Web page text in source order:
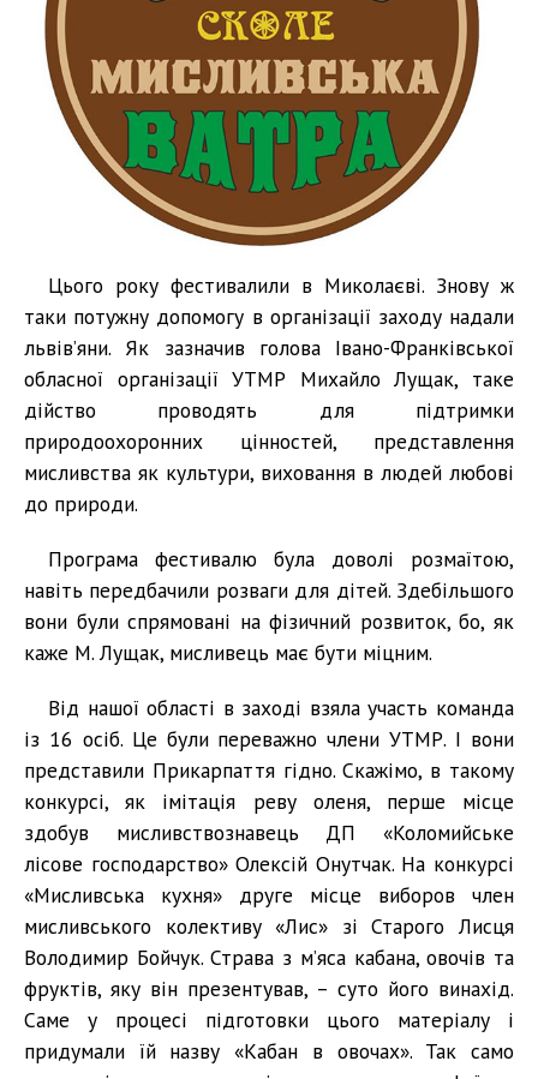
Цього року фестивалили в Миколаєві. Знову ж
таки потужну допомогу в організації заходу надали
львів’яни. Як зазначив голова Івано-Франківської
обласної організації УТМР Михайло Лущак, таке
дійство проводять для підтримки
природоохоронних цінностей, представлення
мисливства як культури, виховання в людей любові
до природи.
Програма фестивалю була доволі розмаїтою,
навіть передбачили розваги для дітей. Здебільшого
вони були спрямовані на фізичний розвиток, бо, як
каже М. Лущак, мисливець має бути міцним.
Від нашої області в заході взяла участь команда
із 16 осіб. Це були переважно члени УТМР. І вони
представили Прикарпаття гідно. Скажімо, в такому
конкурсі, як імітація реву оленя, перше місце
здобув мисливствознавець ДП «Коломийське
лісове господарство» Олексій Онутчак. На конкурсі
«Мисливська кухня» друге місце виборов член
мисливського колективу «Лис» зі Старого Лисця
Володимир Бойчук. Страва з м’яса кабана, овочів та
фруктів, яку він презентував, – суто його винахід.
Саме у процесі підготовки цього матеріалу і
придумали їй назву «Кабан в овочах». Так само